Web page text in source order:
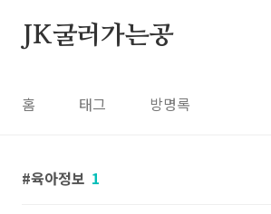
JK굴러가는공
홈 태그 방명록
육아정보 1